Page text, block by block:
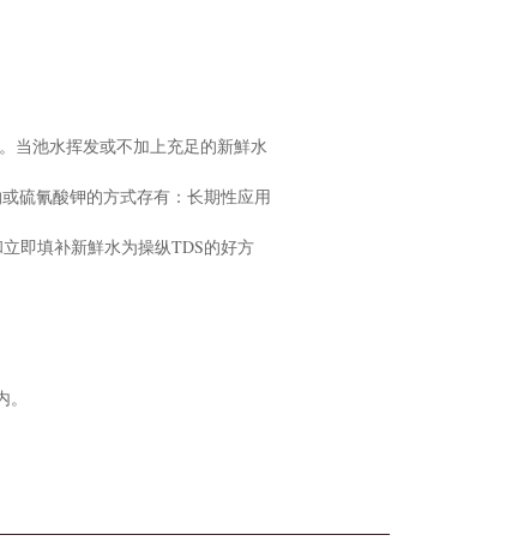
当池水挥发或不加上充足的新鮮水
硫氰酸钾的方式存有：长期性应用
即填补新鮮水为操纵TDS的好方